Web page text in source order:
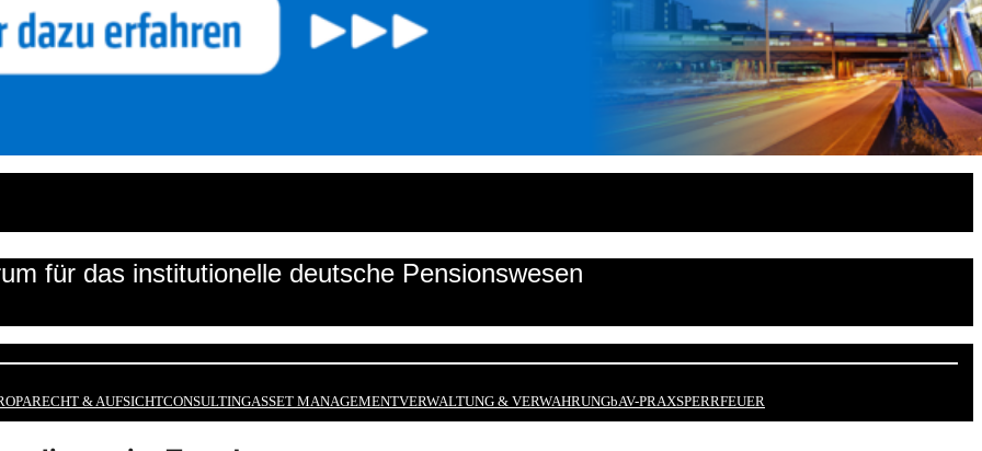
für das institutionelle deutsche Pensionswesen
RECHT & AUFSICHTCONSULTINGASSET MANAGEMENTVERWALTUNG & VERWAHRUNGbAV-PRAXSPERRFEUER